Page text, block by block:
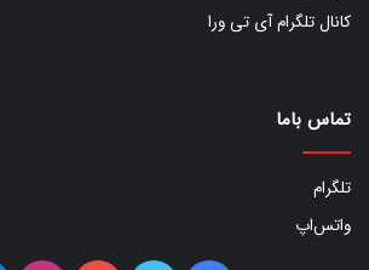
کانال تلگرام آی تی ورا
تماس باما
تلگرام
واتس‌اپ